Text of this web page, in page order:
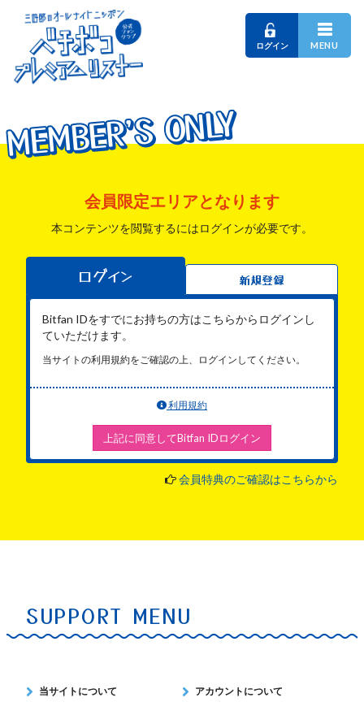
ログイン MENU
MEMBER'S ONLY
MEMBER'S ONLY
MEMBER'S ONLY
会員限定エリアとなります
本コンテンツを閲覧するにはログインが必要です。
ログイン 新規登録
Bitfan IDをすでにお持ちの方はこちらからログインし
ていただけます。
当サイトの利用規約をご確認の上、ログインしてください。
利用規約
上記に同意してBitfan IDログイン
会員特典のご確認はこちらから
SUPPORT MENU
当サイトについて アカウントについて